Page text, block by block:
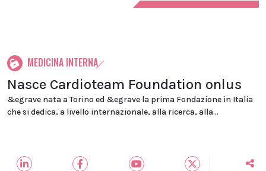
MEDICINA INTERNA
Nasce Cardioteam Foundation onlus
&egrave nata a Torino ed &egrave la prima Fondazione in Italia
che si dedica, a livello internazionale, alla ricerca, alla...